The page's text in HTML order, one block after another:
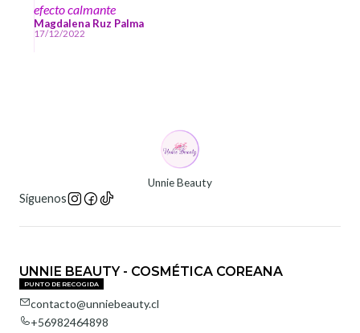
efecto calmante
Magdalena Ruz Palma
17/12/2022
Unnie Beauty
Síguenos
UNNIE BEAUTY - COSMÉTICA COREANA
PUNTO DE RECOGIDA
contacto@unniebeauty.cl
+56982464898